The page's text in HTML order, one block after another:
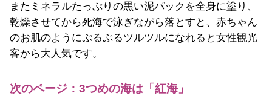
またミネラルたっぷりの黒い泥パックを全身に塗り、
乾燥させてから死海で泳ぎながら落とすと、赤ちゃん
のお肌のようにぷるぷるツルツルになれると女性観光
客から大人気です。
次のページ：3つめの海は「紅海」